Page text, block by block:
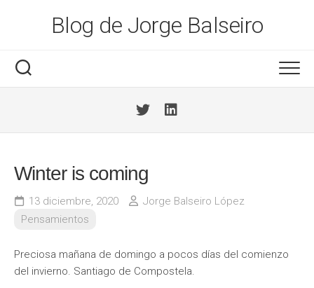
Blog de Jorge Balseiro
Winter is coming
13 diciembre, 2020
Jorge Balseiro López
Pensamientos
Preciosa mañana de domingo a pocos días del comienzo
del invierno. Santiago de Compostela.